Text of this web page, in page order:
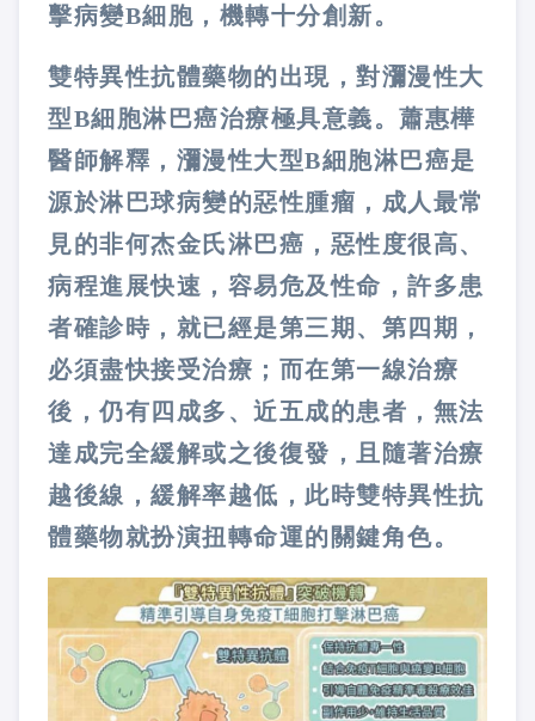
擊病變B細胞，機轉十分創新。
雙特異性抗體藥物的出現，對瀰漫性大
型B細胞淋巴癌治療極具意義。蕭惠樺
醫師解釋，瀰漫性大型B細胞淋巴癌是
源於淋巴球病變的惡性腫瘤，成人最常
見的非何杰金氏淋巴癌，惡性度很高、
病程進展快速，容易危及性命，許多患
者確診時，就已經是第三期、第四期，
必須盡快接受治療；而在第一線治療
後，仍有四成多、近五成的患者，無法
達成完全緩解或之後復發，且隨著治療
越後線，緩解率越低，此時雙特異性抗
體藥物就扮演扭轉命運的關鍵角色。